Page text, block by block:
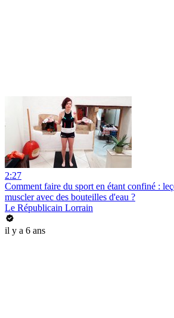
2:27
Comment faire du sport en étant confiné :
muscler avec des bouteilles d'eau ?
Le Républicain Lorrain
il y a 6 ans